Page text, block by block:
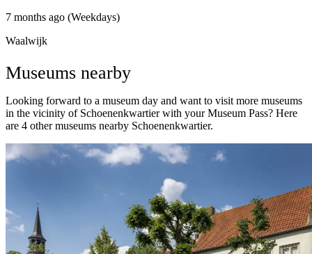
7 months ago (Weekdays)
Waalwijk
Museums nearby
Looking forward to a museum day and want to visit more museums
in the vicinity of Schoenenkwartier with your Museum Pass? Here
are 4 other museums nearby Schoenenkwartier.